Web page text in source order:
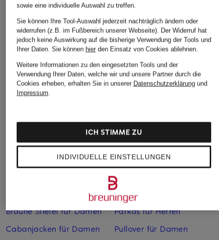
173,99 €
Bestpreis:147,89 €
Ursprünglich:
349 €
Bestpreis:76,49 €
Bestpreis:76,49 €
Ursprünglich:
120 €
Abendkleider
Anzüge für Herren
Braune Stiefel für Damen
Cabanjacken für Damen
Kleider
Lange Ballkleider
Lederjacken für Damen
Mäntel für Damen
Parkas für Herren
Pullover für Damen
sowie eine individuelle Auswahl zu treffen.
Sie können Ihre Tool-Auswahl jederzeit nachträglich ändern oder
widerrufen (z.B. im Fußbereich unserer Webseite). Der Widerruf hat
jedoch keine Auswirkung auf die bisherige Verwendung der Tools und
Ihrer Daten. Sie können hierden Einsatz von Cookies ablehnen.
Weitere Informationen zu den eingesetzten Tools und der
Verwendung Ihrer Daten, welche wir und unsere Partner durch die
Cookies erheben, erhalten Sie in unserer Datenschutzerklärungund
Impressum.
INDIVIDUELLE EINSTELLUNGEN
ICH STIMME ZU